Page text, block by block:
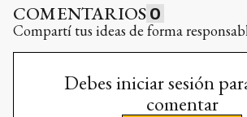
COMENTARIOS 0
Compartí tus ideas de forma
Debes iniciar sesión
comentar